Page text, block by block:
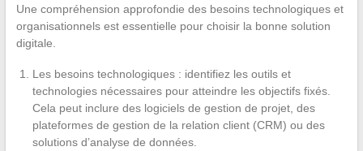
Une compréhension approfondie des besoins technologiques et
organisationnels est essentielle pour choisir la bonne solution
digitale.
Les besoins technologiques : identifiez les outils et
technologies nécessaires pour atteindre les objectifs fixés.
Cela peut inclure des logiciels de gestion de projet, des
plateformes de gestion de la relation client (CRM) ou des
solutions d’analyse de données.